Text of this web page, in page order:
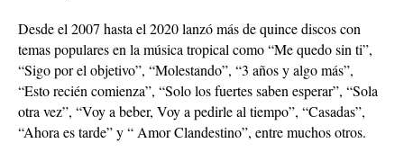
Desde el 2007 hasta el 2020 lanzó más de quince discos con
temas populares en la música tropical como “Me quedo sin ti”,
“Sigo por el objetivo”, “Molestando”, “3 años y algo más”,
“Esto recién comienza”, “Solo los fuertes saben esperar”, “Sola
otra vez”, “Voy a beber, Voy a pedirle al tiempo”, “Casadas”,
“Ahora es tarde” y “ Amor Clandestino”, entre muchos otros.